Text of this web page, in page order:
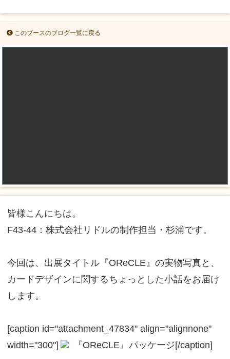
このブースのブログ一覧に戻る
皆様こんにちは。
F43-44：株式会社リドルの制作担当・杉浦です。
今回は、出展タイトル『OReCLE』の実物写真と、
カードデザインに関するちょっとした小話をお届け
します。
[caption id="attachment_47834" align="alignnone"
width="300"]
『OReCLE』パッケージ[/caption]